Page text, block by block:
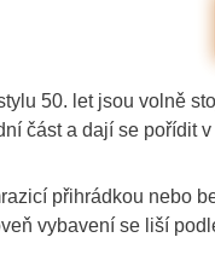
50. let jsou volně
část a dají se pořídit
přihrádkou nebo
vybavení se liší